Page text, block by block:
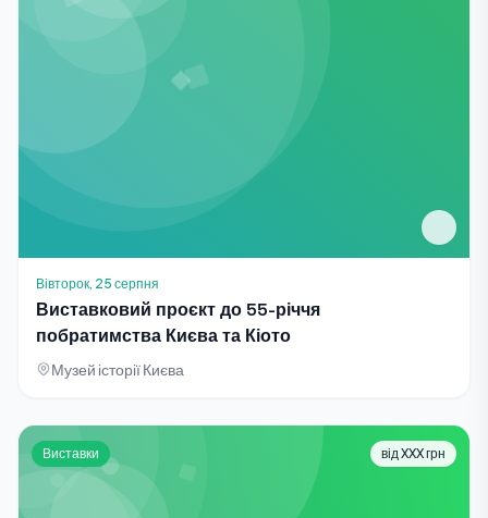
Вівторок, 25 серпня
Виставковий проєкт до 55-річчя
побратимства Києва та Кіото
Музей історії Києва
Виставки від XXX грн